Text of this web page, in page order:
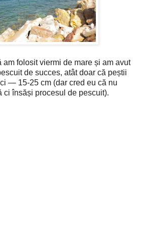
am folosit viermi de mare și am avut
de succes, atât doar că peștii
— 15-25 cm (dar cred eu că nu
ci însăși procesul de pescuit).